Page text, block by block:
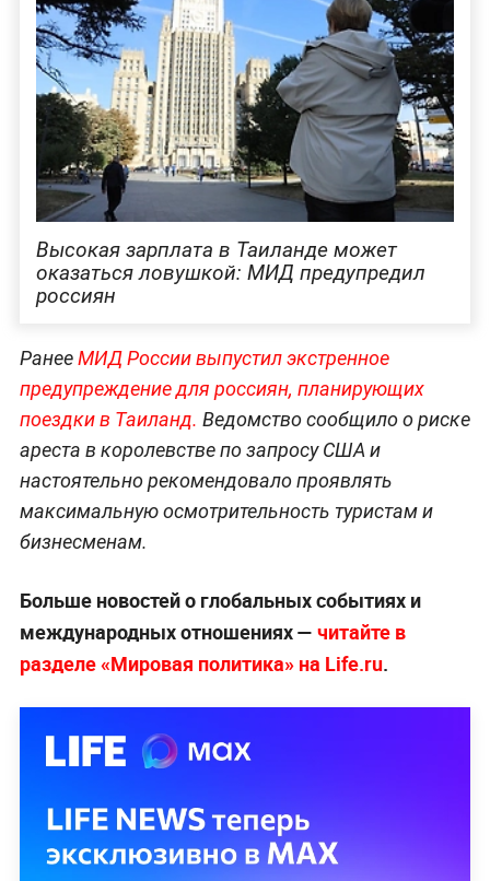
Высокая зарплата в Таиланде может
оказаться ловушкой: МИД предупредил
россиян
РанееМИД России выпустил экстренное
предупреждение для россиян, планирующих
поездки в Таиланд. Ведомство сообщило о риске
ареста в королевстве по запросу США и
настоятельно рекомендовало проявлять
максимальную осмотрительность туристам и
бизнесменам.
Больше новостей о глобальных событиях и
международных отношениях — читайте в
разделе «Мировая политика» на Life.ru.